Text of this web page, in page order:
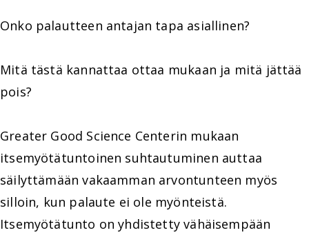
Onko palautteen antajan tapa asiallinen?
Mitä tästä kannattaa ottaa mukaan ja mitä jättää
pois?
Greater Good Science Centerin mukaan
itsemyötätuntoinen suhtautuminen auttaa
säilyttämään vakaamman arvontunteen myös
silloin, kun palaute ei ole myönteistä.
Itsemyötätunto on yhdistetty vähäisempään